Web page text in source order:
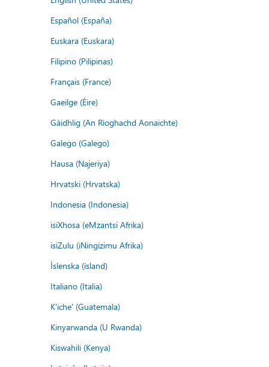
Español (España)
Euskara (Euskara)
Filipino (Pilipinas)
Français (France)
Gaeilge (Éire)
Gàidhlig (An Rìoghachd Aonaichte)
Galego (Galego)
Hausa (Najeriya)
Hrvatski (Hrvatska)
Indonesia (Indonesia)
isiXhosa (eMzantsi Afrika)
isiZulu (iNingizimu Afrika)
Íslenska (ísland)
Italiano (Italia)
K'iche' (Guatemala)
Kinyarwanda (U Rwanda)
Kiswahili (Kenya)